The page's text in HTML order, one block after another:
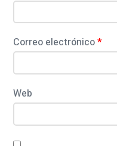
Correo electrónico*
Web